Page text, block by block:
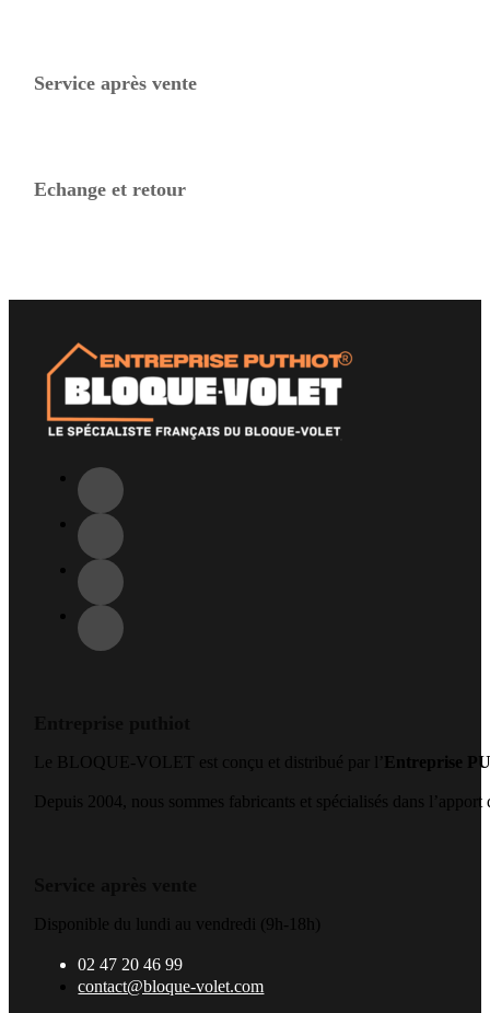
Service après vente
Echange et retour
Le BLOQUE-VOLET est conçu et distribué par l’ Entreprise
Depuis 2004, nous sommes fabricants et spécialisés dans
Disponible du lundi au vendredi (9h-18h)
02 47 20 46 99
contact@bloque-volet.com